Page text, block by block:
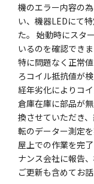
機のエラー内容の
い、機器LEDにて
た。 始動時にスタ
いるのを確認でき
特に問題なく正常
ろコイル抵抗値が
経年劣化によりコ
倉庫在庫に部品が
換させていただき
転のデーター測定
屋上での作業を完
ナンス会社に報告
ご更新も含めてお